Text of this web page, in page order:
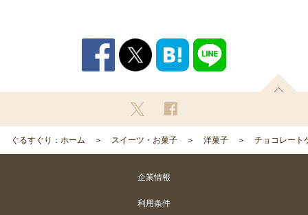
ぐるすぐり：ホーム スイーツ・お菓子 洋菓子 チョコレート
企業情報
利用条件